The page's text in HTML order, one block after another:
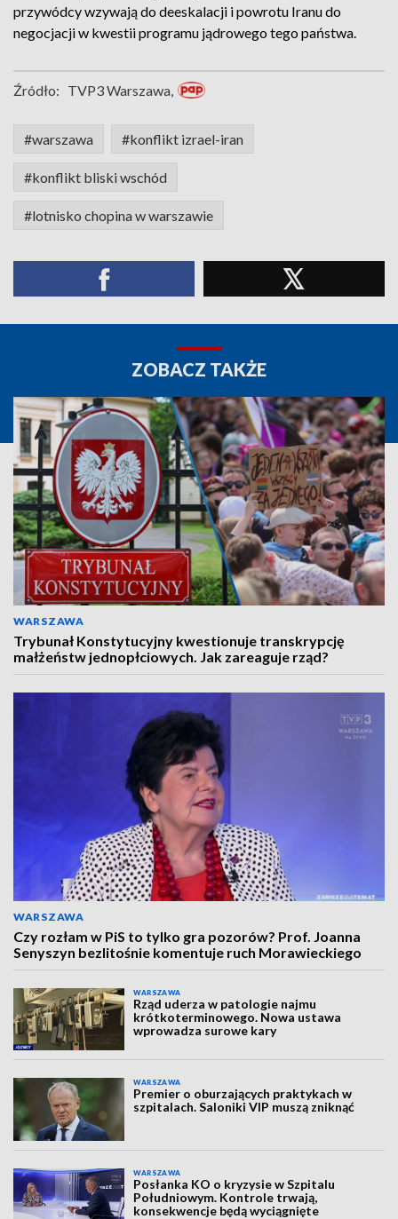
przywódcy wzywają do deeskalacji i powrotu Iranu do
negocjacji w kwestii programu jądrowego tego państwa.
Źródło: TVP3 Warszawa,
#warszawa #konflikt izrael-iran
#konflikt bliski wschód
#lotnisko chopina w warszawie
ZOBACZ TAKŻE
WARSZAWA
Trybunał Konstytucyjny kwestionuje transkrypcję
małżeństw jednopłciowych. Jak zareaguje rząd?
WARSZAWA
Czy rozłam w PiS to tylko gra pozorów? Prof. Joanna
Senyszyn bezlitośnie komentuje ruch Morawieckiego
WARSZAWA
Rząd uderza w patologie najmu
krótkoterminowego. Nowa ustawa
wprowadza surowe kary
WARSZAWA
Premier o oburzających praktykach w
szpitalach. Saloniki VIP muszą zniknąć
WARSZAWA
Posłanka KO o kryzysie w Szpitalu
Południowym. Kontrole trwają,
konsekwencje będą wyciągnięte